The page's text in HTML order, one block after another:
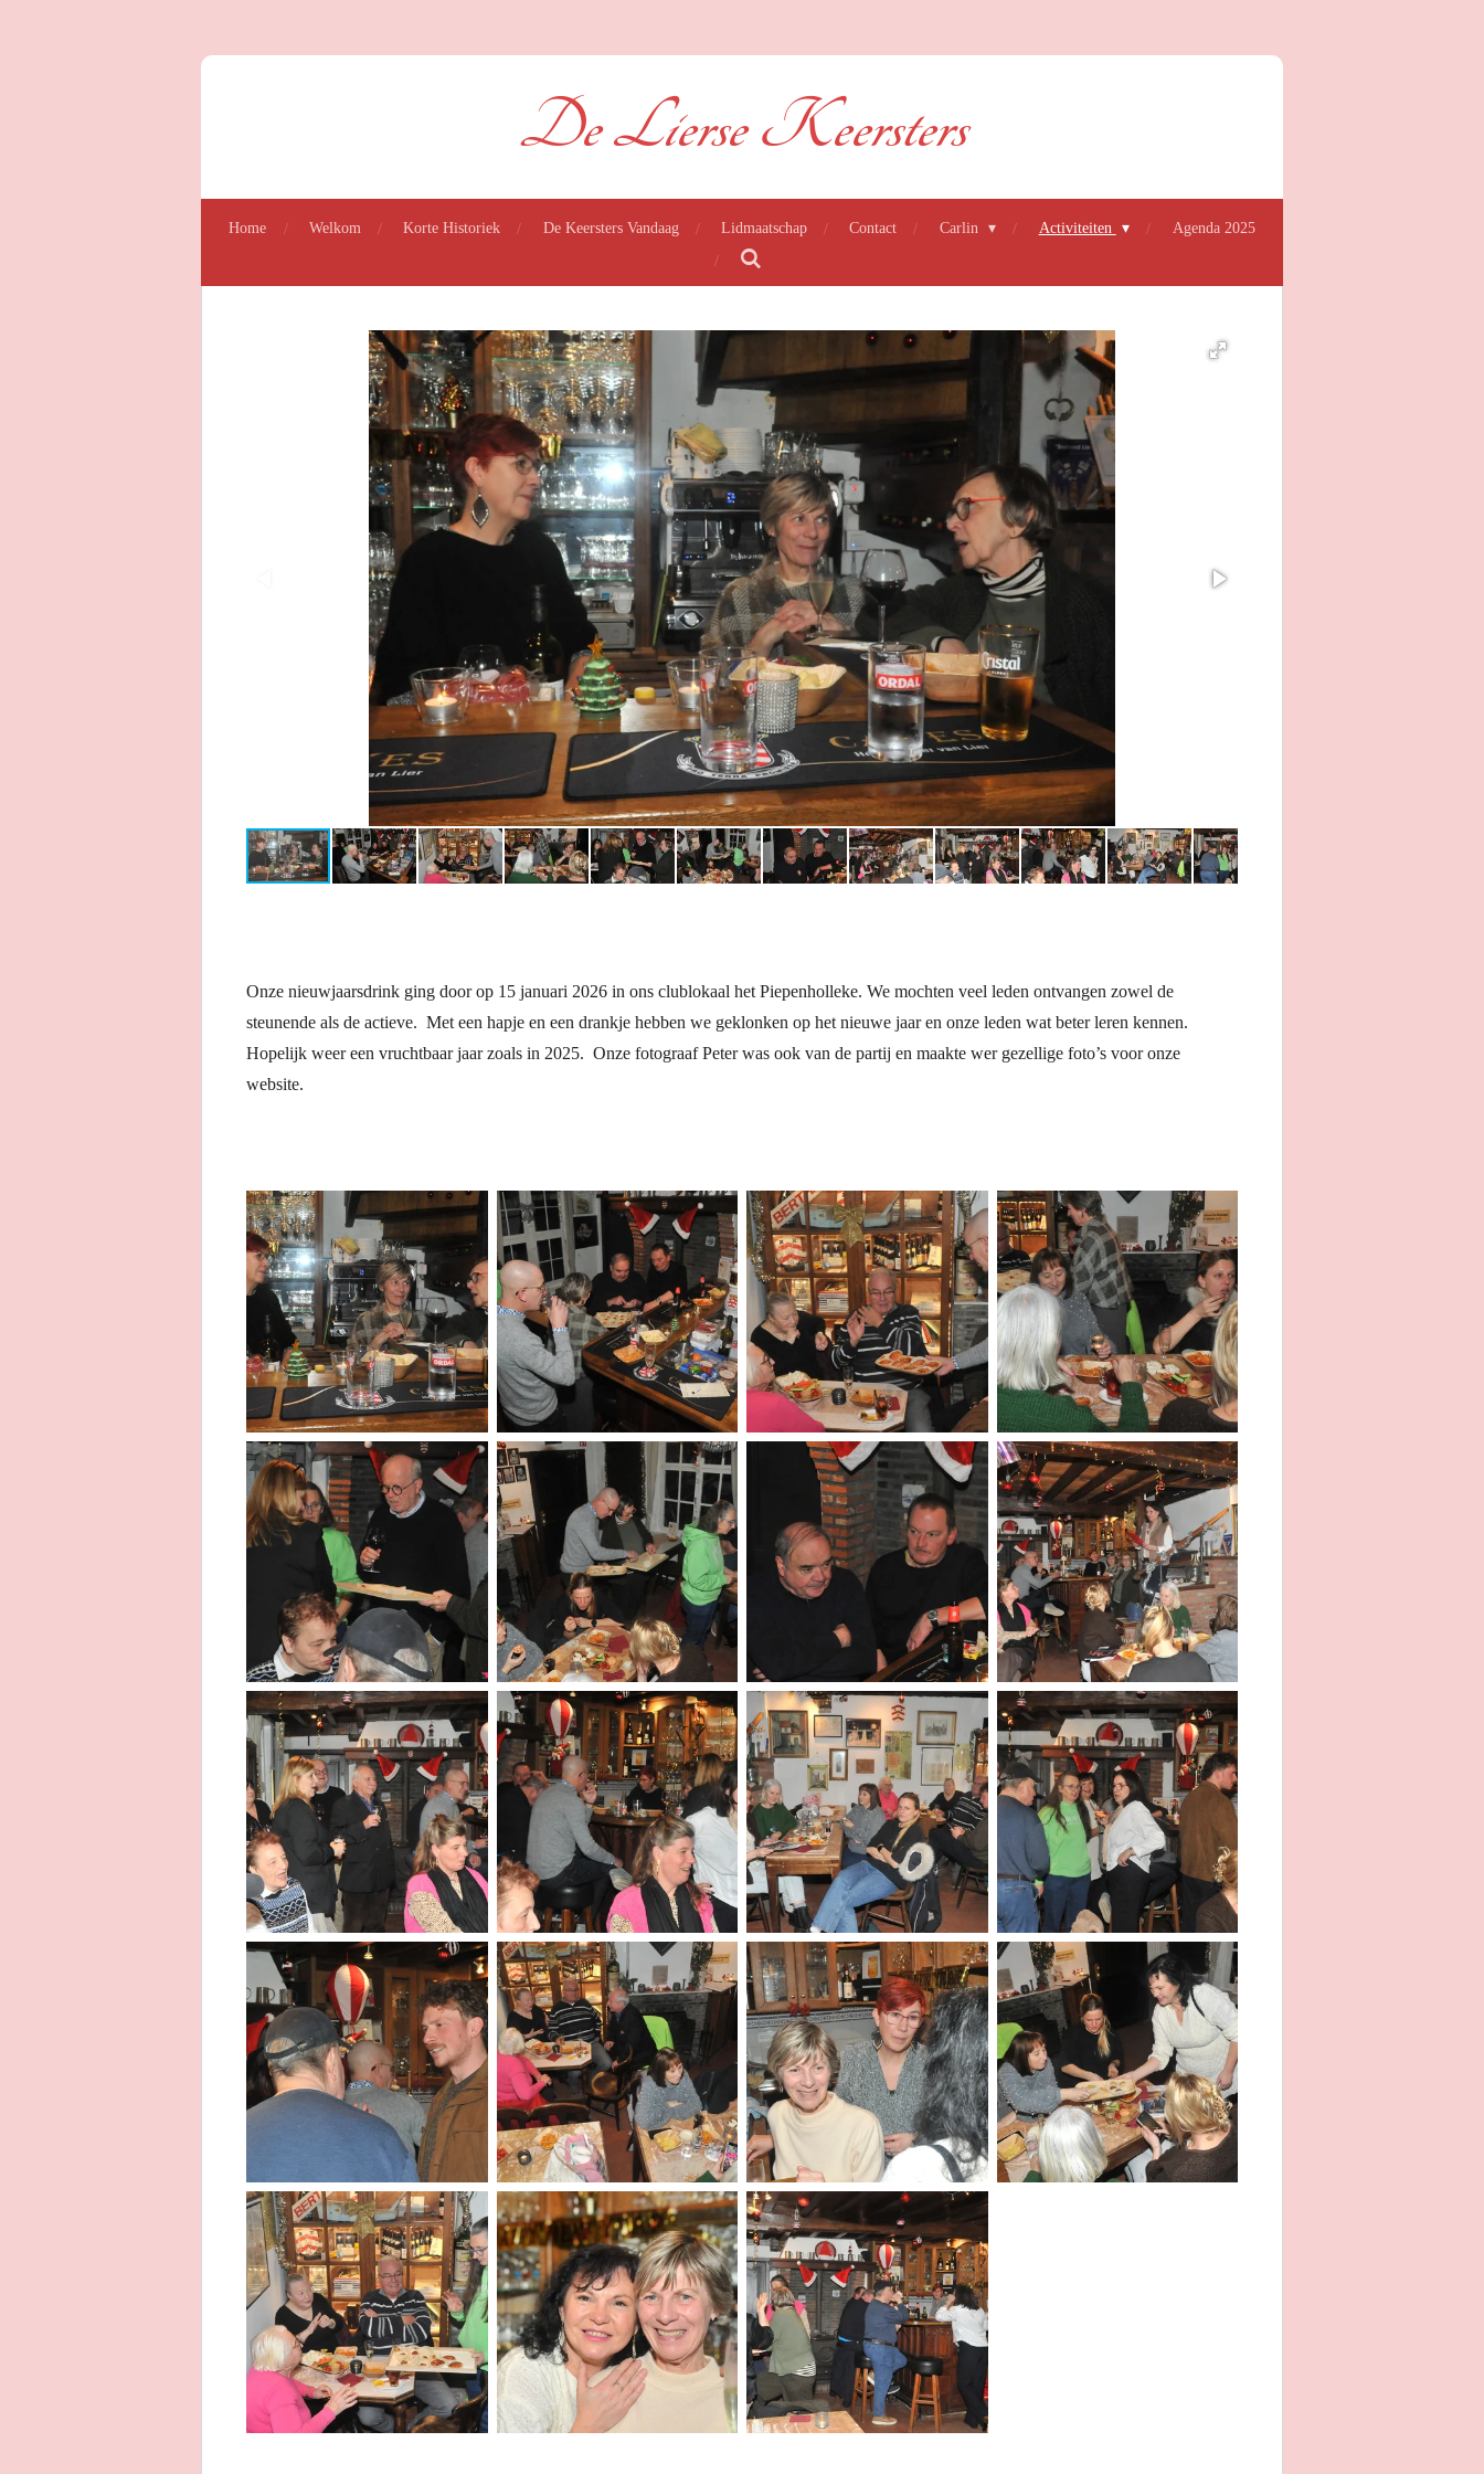
De Lierse Keersters
Home Welkom Korte Historiek De Keersters Vandaag Lidmaatschap Contact Carlin Activiteiten Agenda 2025
Onze nieuwjaarsdrink ging door op 15 januari 2026 in ons clublokaal het Piepenholleke. We mochten veel leden ontvangen zowel de
steunende als de actieve. Met een hapje en een drankje hebben we geklonken op het nieuwe jaar en onze leden wat beter leren kennen.
Hopelijk weer een vruchtbaar jaar zoals in 2025. Onze fotograaf Peter was ook van de partij en maakte wer gezellige foto’s voor onze
website.